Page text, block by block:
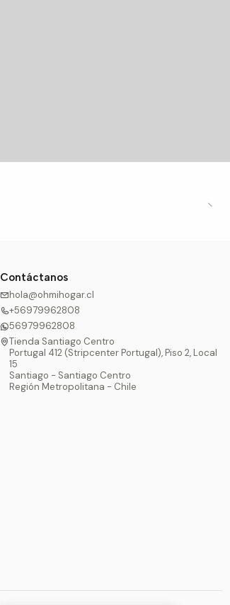
Contáctanos
hola@ohmihogar.cl
+56979962808
56979962808
Tienda Santiago Centro
Portugal 412 (Stripcenter Portugal), Piso 2, Local
15
Santiago - Santiago Centro
Región Metropolitana - Chile